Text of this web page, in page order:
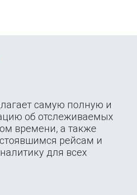
самую полную и
об отслеживаемых
времени, а также
рейсам и
для всех